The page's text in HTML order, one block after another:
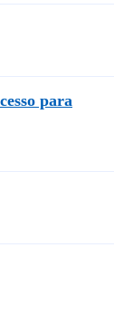
para